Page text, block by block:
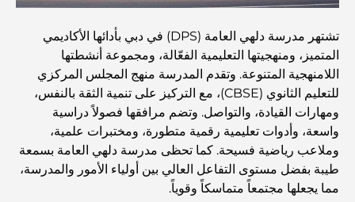
الطعام
استكشاف مطاعم جميرا جولف إستيتس: دليل الطهي
Dubai Horse Racing: Where Tradition Meets
Global Competition
المقاهي في نخلة جميرا: دليل لأفضل أماكن القهوة وأسلوب
تشتهر مدرسة دلهي العامة (DPS) في دبي بأدائها الأكاديمي
المتميز، ومنهجيتها التعليمية الفعّالة، ومجموعة أنشطتها
اللامنهجية المتنوعة. وتقدم المدرسة منهج المجلس المركزي
للتعليم الثانوي (CBSE)، مع التركيز على تنمية الثقة بالنفس،
ومهارات القيادة، والتواصل. وتضم مرافقها فصولاً دراسية
واسعة، وأدوات تعليمية رقمية متطورة، ومختبرات علمية،
وملاعب رياضية فسيحة. كما تحظى مدرسة دلهي العامة بسمعة
طيبة بفضل مستوى التفاعل العالي بين أولياء الأمور والمدرسة،
مما يجعلها مجتمعاً متماسكاً وقوياً.